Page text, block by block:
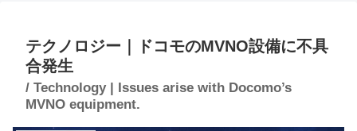
テクノロジー｜ドコモのMVNO設備に不具
合発生
/ Technology | Issues arise with Docomo’s
MVNO equipment.